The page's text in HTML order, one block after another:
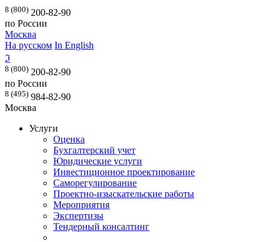
8 (800) 200-82-90
по России
Москва
На русском In English
ℑ
8 (800) 200-82-90
по России
8 (495) 984-82-90
Москва
Услуги
Оценка
Бухгалтерский учет
Юридические услуги
Инвестиционное проектирование
Саморегулирование
Проектно-изыскательские работы
Мероприятия
Экспертизы
Тендерный консалтинг